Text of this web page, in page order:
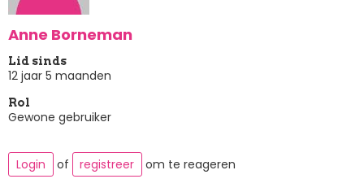
Anne Borneman
Lid sinds
12 jaar 5 maanden
Rol
Gewone gebruiker
Login of registreer om te reageren